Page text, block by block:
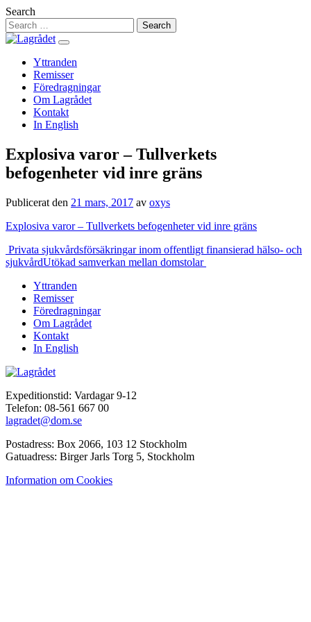
Hoppa
till
innehåll
Search
Yttranden
Remisser
Föredragningar
Om Lagrådet
Kontakt
In English
Explosiva varor – Tullverkets
befogenheter vid inre gräns
Publicerat den 21 mars, 2017 av oxys
Explosiva varor – Tullverkets befogenheter vid inre gräns
Inläggsnavigering
Privata sjukvårdsförsäkringar inom offentligt finansierad hälso- och
sjukvårdUtökad samverkan mellan domstolar
Yttranden
Remisser
Föredragningar
Om Lagrådet
Kontakt
In English
Expeditionstid: Vardagar 9-12
Telefon: 08-561 667 00
lagradet@dom.se
Postadress: Box 2066, 103 12 Stockholm
Gatuadress: Birger Jarls Torg 5, Stockholm
Information om Cookies